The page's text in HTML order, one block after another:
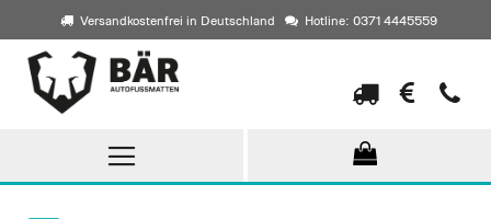
Versandkostenfrei in Deutschland Hotline: 0371 4445559
Direkt
zum
Inhalt